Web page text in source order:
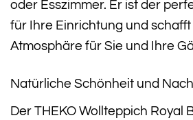
oder Esszimmer. Er ist der
für Ihre Einrichtung und
Atmosphäre für Sie und Ihre
Natürliche Schönheit und
Der THEKO Wollteppich Royal